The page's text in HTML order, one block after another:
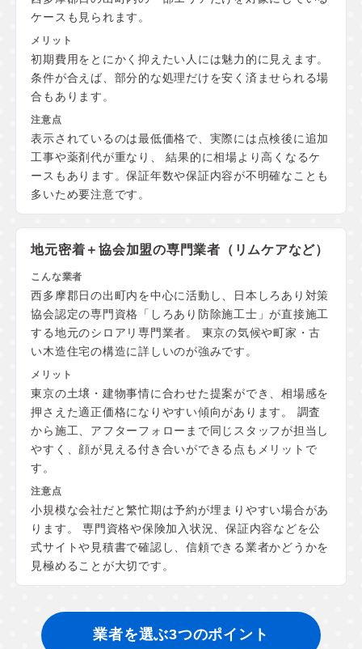
ケースも見られます。
初期費用をとにかく抑えたい人には魅力的に見えます。
条件が合えば、部分的な処理だけを安く済ませられる場
合もあります。
表示されているのは最低価格で、実際には点検後に追加
工事や薬剤代が重なり、 結果的に相場より高くなるケ
ースもあります。保証年数や保証内容が不明確なことも
多いため要注意です。
地元密着＋協会加盟の専門業者（リムケアなど）
西多摩郡日の出町内を中心に活動し、日本しろあり対策
協会認定の専門資格「しろあり防除施工士」が直接施工
する地元のシロアリ専門業者。 東京の気候や町家・古
い木造住宅の構造に詳しいのが強みです。
東京の土壌・建物事情に合わせた提案ができ、相場感を
押さえた適正価格になりやすい傾向があります。 調査
から施工、アフターフォローまで同じスタッフが担当し
やすく、顔が見える付き合いができる点もメリットで
す。
小規模な会社だと繁忙期は予約が埋まりやすい場合があ
ります。 専門資格や保険加入状況、保証内容などを公
式サイトや見積書で確認し、信頼できる業者かどうかを
見極めることが大切です。
業者を選ぶ3つのポイント